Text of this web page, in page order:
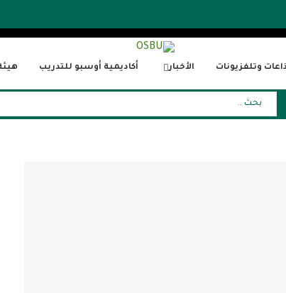
أكاديمية أوسبو للتدريب الأخبار وتلفزيونات